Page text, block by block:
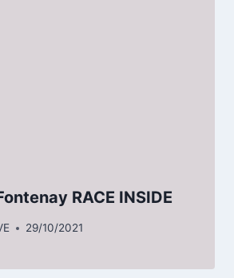
RACE INSIDE
29/10/2021